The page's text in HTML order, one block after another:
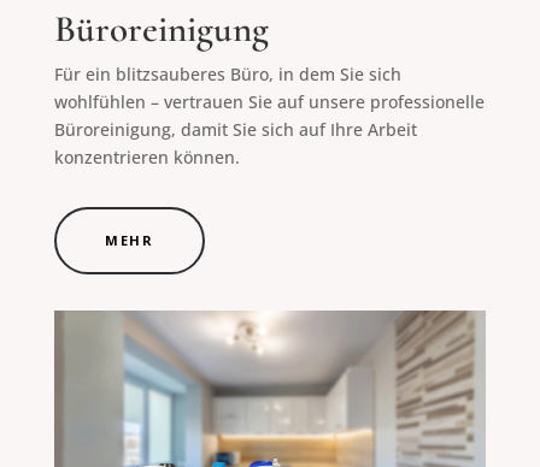
Büroreinigung
Für ein blitzsauberes Büro, in dem Sie sich
wohlfühlen – vertrauen Sie auf unsere professionelle
Büroreinigung, damit Sie sich auf Ihre Arbeit
konzentrieren können.
MEHR